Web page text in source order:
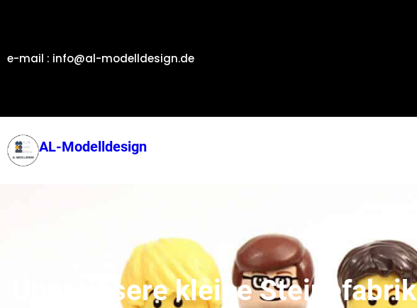
springen
e-mail : info@al-modelldesign.de
AL-Modelldesign
Über unsere kleine Steinefabrik